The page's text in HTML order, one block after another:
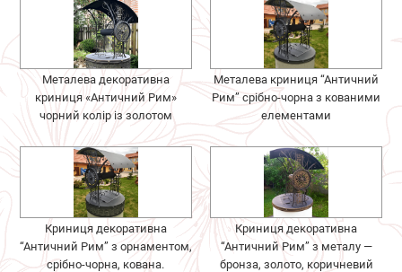
Металева декоративна
криниця «Античний Рим»
чорний колір із золотом
Металева криниця “Античний
Рим” срібно-чорна з кованими
елементами
Криниця декоративна
“Античний Рим” з орнаментом,
срібно-чорна, кована.
Криниця декоративна
“Античний Рим” з металу —
бронза, золото, коричневий